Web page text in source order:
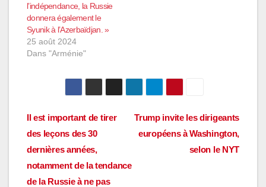
l’indépendance, la Russie
donnera également le
Syunik à l’Azerbaïdjan. »
25 août 2024
Dans "Arménie"
Navigation
de
l’article
Trump invite les dirigeants
européens à Washington,
selon le NYT
Il est important de tirer
des leçons des 30
dernières années,
notamment de la tendance
de la Russie à ne pas